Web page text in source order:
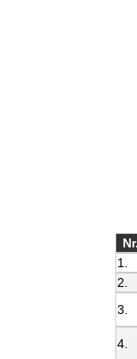
Nr.
1.
2.
3.
4.